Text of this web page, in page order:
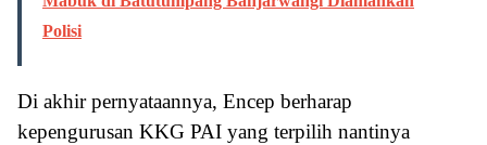
Polisi
Di akhir pernyataannya, Encep berharap
kepengurusan KKG PAI yang terpilih nantinya